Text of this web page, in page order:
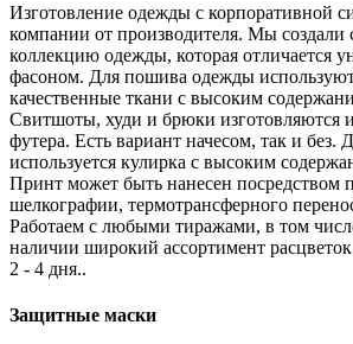
Изготовление одежды с корпоративной
компании от производителя. Мы создали
коллекцию одежды, которая отличается
фасоном. Для пошива одежды
качественные ткани с высоким
Свитшоты, худи и брюки изготовляются
футера. Есть вариант начесом, так и без.
используется кулирка с высоким
Принт может быть нанесен посредством
шелкографии, термотрансферного
Работаем с любыми тиражами, в том
наличии широкий ассортимент
2 - 4 дня..
Защитные маски